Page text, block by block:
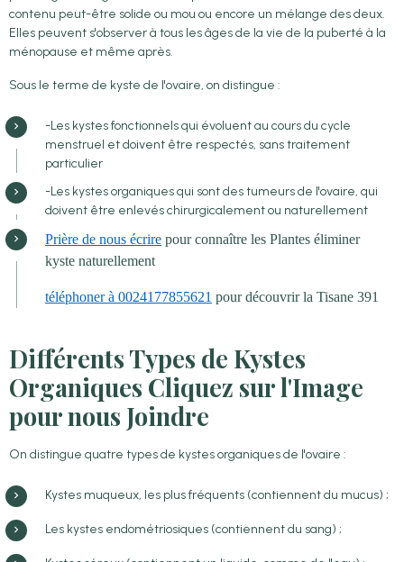
contenu peut-être solide ou mou ou encore un mélange des deux.
Elles peuvent s'observer à tous les âges de la vie de la puberté à la
ménopause et même après.
Sous le terme de kyste de l'ovaire, on distingue :
-Les kystes fonctionnels qui évoluent au cours du cycle
menstruel et doivent être respectés, sans traitement
particulier
-Les kystes organiques qui sont des tumeurs de l'ovaire, qui
doivent être enlevés chirurgicalement ou naturellement
Prière de nous écrire pour connaître les Plantes éliminer
kyste naturellement
téléphoner à 0024177855621 pour découvrir la Tisane 391
Différents Types de Kystes
Organiques Cliquez sur l'Image
pour nous Joindre
On distingue quatre types de kystes organiques de l'ovaire :
Kystes muqueux, les plus fréquents (contiennent du mucus) ;
Les kystes endométriosiques (contiennent du sang) ;